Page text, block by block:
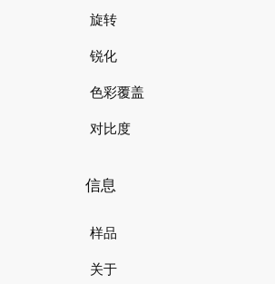
旋转
锐化
色彩覆盖
对比度
信息
样品
关于